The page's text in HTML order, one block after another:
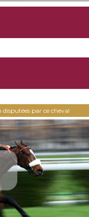
disputées par ce cheval